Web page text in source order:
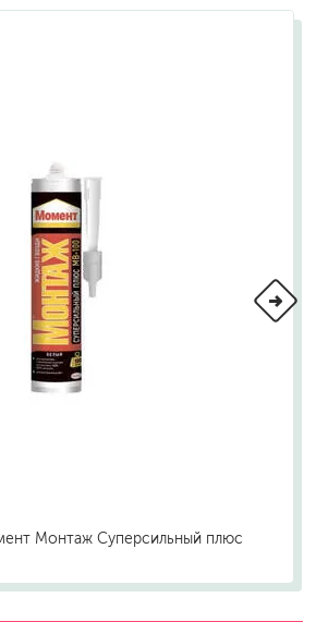
Монтаж Суперсильный плюс